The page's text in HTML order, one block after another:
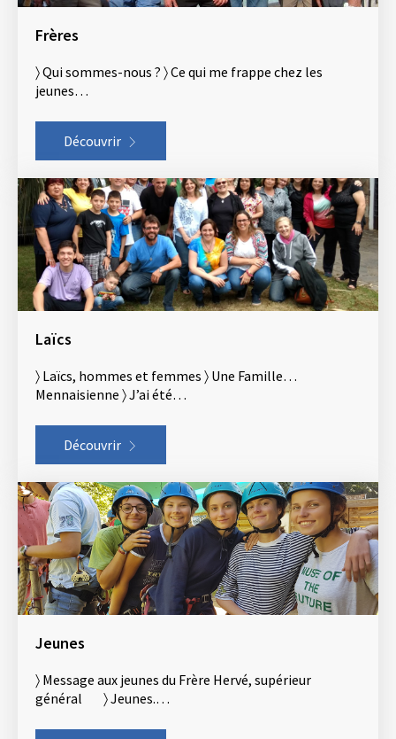
Frères
〉 Qui sommes-nous ? 〉 Ce qui me frappe chez les
jeunes…
Découvrir
Laïcs
〉 Laïcs, hommes et femmes 〉 Une Famille…
Mennaisienne 〉 J’ai été…
Découvrir
Jeunes
〉 Message aux jeunes du Frère Hervé, supérieur
général 〉 Jeunes.…